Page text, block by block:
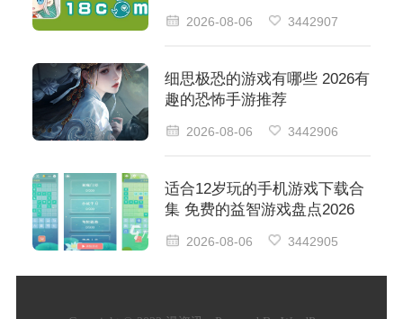
2026-08-06 3442907
细思极恐的游戏有哪些 2026有
趣的恐怖手游推荐
2026-08-06 3442906
适合12岁玩的手机游戏下载合
集 免费的益智游戏盘点2026
2026-08-06 3442905